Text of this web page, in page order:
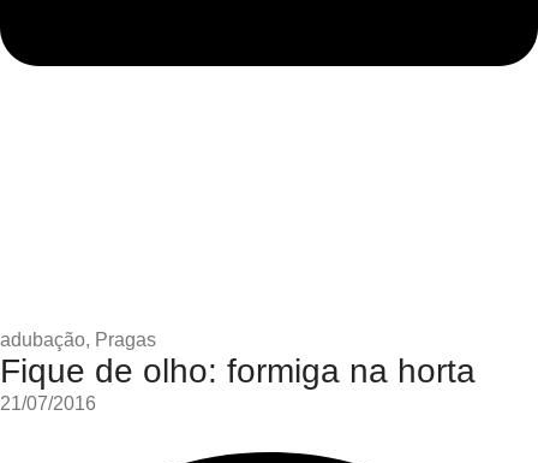
adubação, Pragas
Fique de olho: formiga na horta
21/07/2016